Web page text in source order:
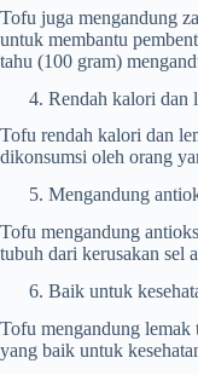
Tofu juga mengandung
untuk membantu
tahu (100 gram)
Rendah kalori dan
Tofu rendah kalori dan
dikonsumsi oleh orang
Mengandung
Tofu mengandung
tubuh dari kerusakan sel
Baik untuk
Tofu mengandung lemak
yang baik untuk